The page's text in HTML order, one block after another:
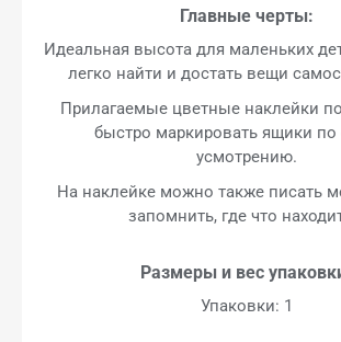
Главные черты:
Идеальная высота для маленьких
легко найти и достать вещи
Прилагаемые цветные наклейки
быстро маркировать ящики по
усмотрению.
На наклейке можно также писать
запомнить, где что
Размеры и вес
Упаковки: 1